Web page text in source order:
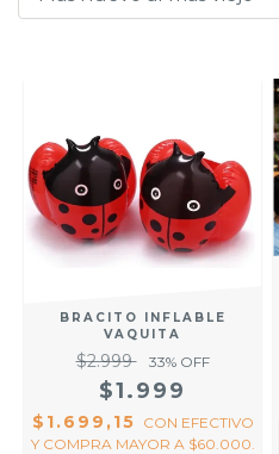
BRACITO INFLABLE
VAQUITA
$2.999 33% OFF
$1.999
$1.699,15 CON EFECTIVO
Y COMPRA MAYOR A $60.000.